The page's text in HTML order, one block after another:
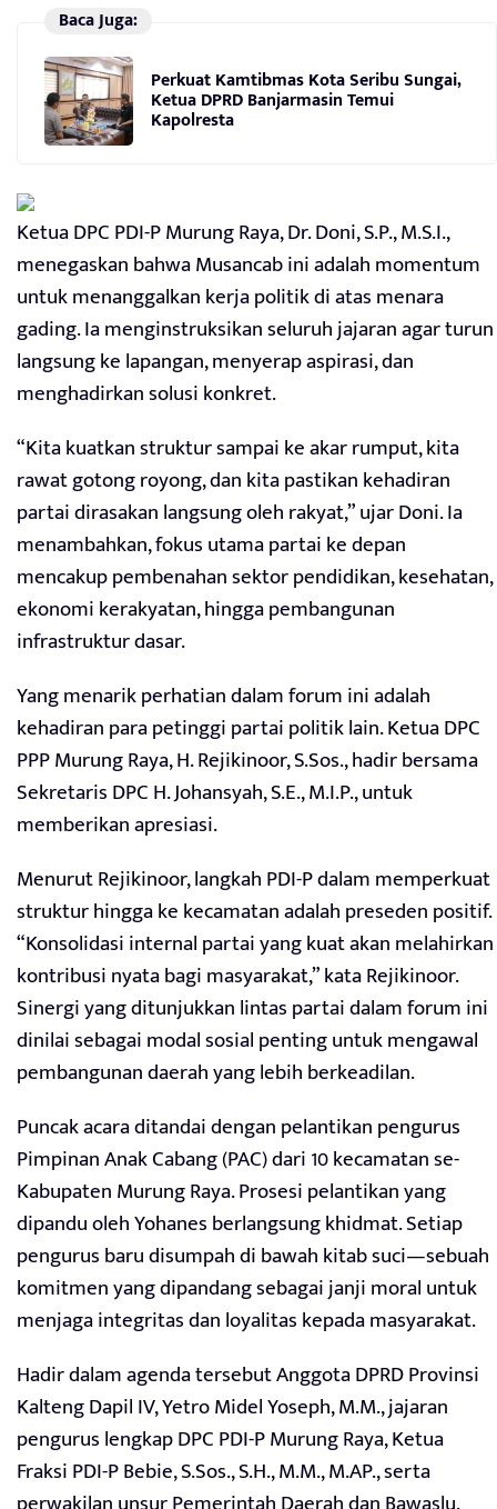
Baca Juga:
Perkuat Kamtibmas Kota Seribu Sungai,
Ketua DPRD Banjarmasin Temui
Kapolresta
Ketua DPC PDI-P Murung Raya, Dr. Doni, S.P., M.S.I.,
menegaskan bahwa Musancab ini adalah momentum
untuk menanggalkan kerja politik di atas menara
gading. Ia menginstruksikan seluruh jajaran agar turun
langsung ke lapangan, menyerap aspirasi, dan
menghadirkan solusi konkret.
“Kita kuatkan struktur sampai ke akar rumput, kita
rawat gotong royong, dan kita pastikan kehadiran
partai dirasakan langsung oleh rakyat,” ujar Doni. Ia
menambahkan, fokus utama partai ke depan
mencakup pembenahan sektor pendidikan, kesehatan,
ekonomi kerakyatan, hingga pembangunan
infrastruktur dasar.
Yang menarik perhatian dalam forum ini adalah
kehadiran para petinggi partai politik lain. Ketua DPC
PPP Murung Raya, H. Rejikinoor, S.Sos., hadir bersama
Sekretaris DPC H. Johansyah, S.E., M.I.P., untuk
memberikan apresiasi.
Menurut Rejikinoor, langkah PDI-P dalam memperkuat
struktur hingga ke kecamatan adalah preseden positif.
“Konsolidasi internal partai yang kuat akan melahirkan
kontribusi nyata bagi masyarakat,” kata Rejikinoor.
Sinergi yang ditunjukkan lintas partai dalam forum ini
dinilai sebagai modal sosial penting untuk mengawal
pembangunan daerah yang lebih berkeadilan.
Puncak acara ditandai dengan pelantikan pengurus
Pimpinan Anak Cabang (PAC) dari 10 kecamatan se-
Kabupaten Murung Raya. Prosesi pelantikan yang
dipandu oleh Yohanes berlangsung khidmat. Setiap
pengurus baru disumpah di bawah kitab suci—sebuah
komitmen yang dipandang sebagai janji moral untuk
menjaga integritas dan loyalitas kepada masyarakat.
Hadir dalam agenda tersebut Anggota DPRD Provinsi
Kalteng Dapil IV, Yetro Midel Yoseph, M.M., jajaran
pengurus lengkap DPC PDI-P Murung Raya, Ketua
Fraksi PDI-P Bebie, S.Sos., S.H., M.M., M.AP., serta